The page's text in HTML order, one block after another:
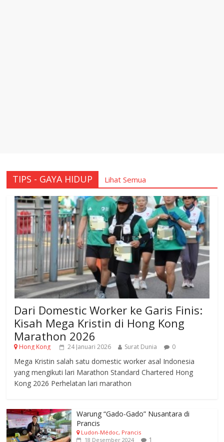
TIPS - GAYA HIDUP Lihat Semua
Dari Domestic Worker ke Garis Finis:
Kisah Mega Kristin di Hong Kong
Marathon 2026
Hong Kong 24 Januari 2026 Surat Dunia 0
Mega Kristin salah satu domestic worker asal Indonesia
yang mengikuti lari Marathon Standard Chartered Hong
Kong 2026 Perhelatan lari marathon
Warung “Gado-Gado” Nusantara di
Prancis
Ludon-Médoc, Prancis
18 Desember 2024
1